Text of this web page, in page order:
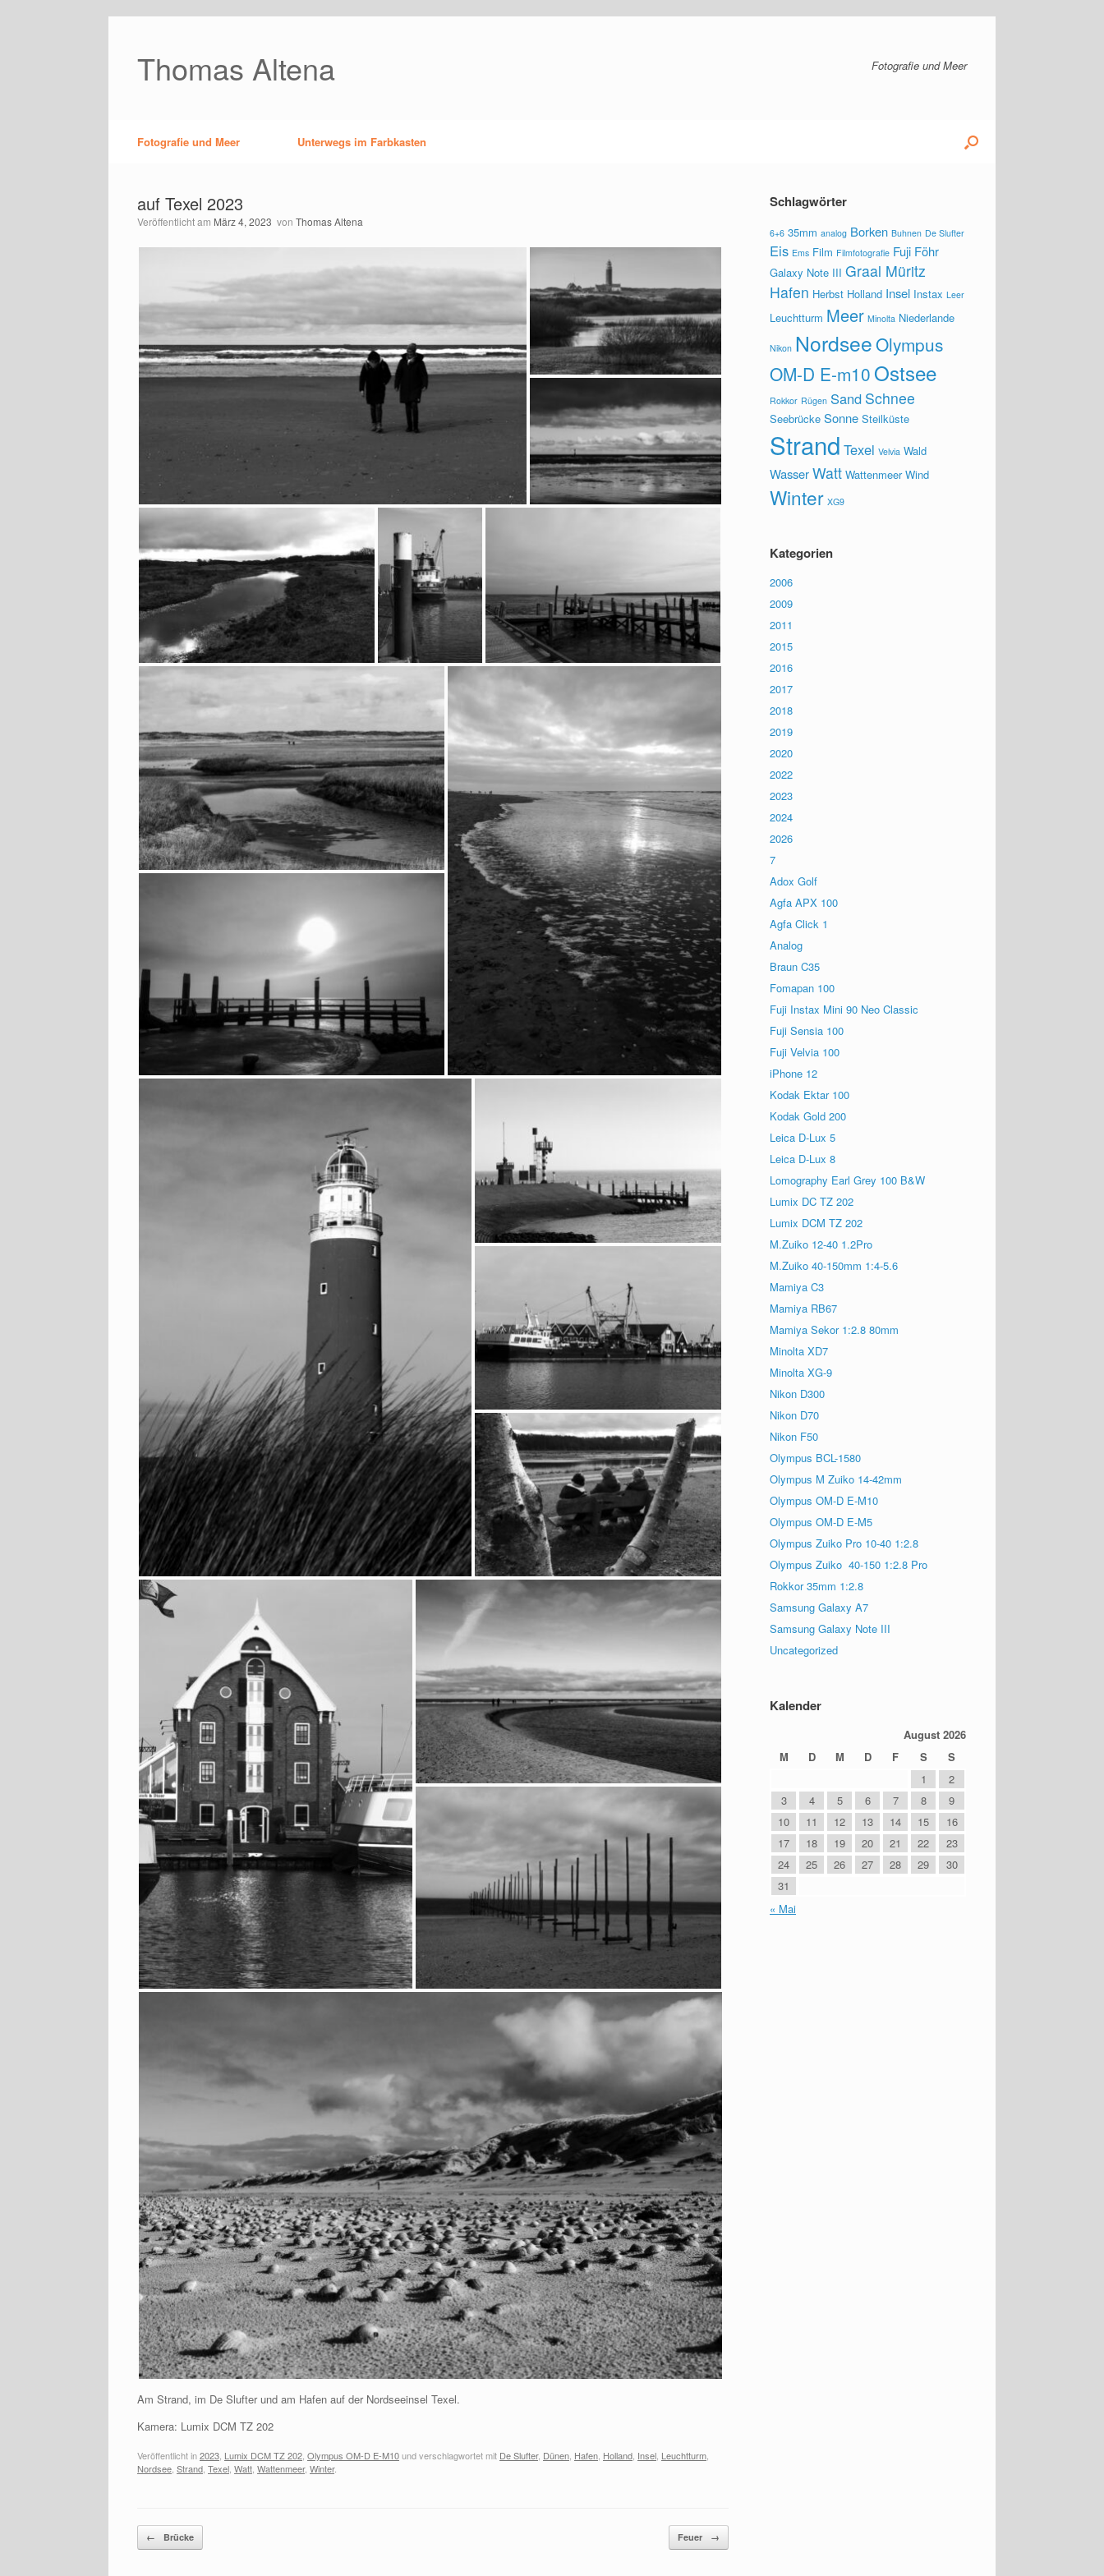
Thomas Altena Fotografie und Meer
Fotografie und Meer Unterwegs im Farbkasten
auf Texel 2023
Veröffentlicht am März 4, 2023 von Thomas Altena
Am Strand, im De Slufter und am Hafen auf der Nordseeinsel Texel.
Kamera: Lumix DCM TZ 202
Veröffentlicht in2023 Lumix DCM TZ 202 Olympus OM-D E-M10und verschlagwortet mit De Slufter, Dünen Hafen Holland Insel Leuchtturm
Nordsee Strand Texel Watt Wattenmeer, Winter.
Beitragsnavigation
← Brücke Feuer →
Schlagwörter
6+6 35mm analog Borken Buhnen De Slufter
Eis Ems Film Filmfotografie Fuji Föhr
Galaxy Note III Graal Müritz
Hafen Herbst Holland Insel Instax Leer
Leuchtturm Meer Minolta Niederlande
Nikon NordseeOlympus
OM-D E-m10 Ostsee
Rokkor Rügen Sand Schnee
Seebrücke Sonne Steilküste
Strand Texel Velvia Wald
WasserWatt Wattenmeer Wind
Winter XG9
Kategorien
2006
2009
2011
2015
2016
2017
2018
2019
2020
2022
2023
2024
2026
7
Adox Golf
Agfa APX 100
Agfa Click 1
Analog
Braun C35
Fomapan 100
Fuji Instax Mini 90 Neo Classic
Fuji Sensia 100
Fuji Velvia 100
iPhone 12
Kodak Ektar 100
Kodak Gold 200
Leica D-Lux 5
Leica D-Lux 8
Lomography Earl Grey 100 B&W
Lumix DC TZ 202
Lumix DCM TZ 202
M.Zuiko 12-40 1.2Pro
M.Zuiko 40-150mm 1:4-5.6
Mamiya C3
Mamiya RB67
Mamiya Sekor 1:2.8 80mm
Minolta XD7
Minolta XG-9
Nikon D300
Nikon D70
Nikon F50
Olympus BCL-1580
Olympus M Zuiko 14-42mm
Olympus OM-D E-M10
Olympus OM-D E-M5
Olympus Zuiko Pro 10-40 1:2.8
Olympus Zuiko 40-150 1:2.8 Pro
Rokkor 35mm 1:2.8
Samsung Galaxy A7
Samsung Galaxy Note III
Uncategorized
Kalender
August 2026
M
D M D F S
S
1
2
3
4 5 6 7 8
9
10
11 12 13 14 15
16
17
18 19 20 21 22
23
24
25 26 27 28 29
30
31
« Mai